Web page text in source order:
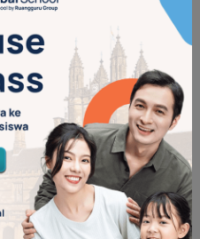
dan bagaimana menunjukkan
melalui pelukan membantu
yaitu kemampuan untuk
dengan orang lain. Ketika
dan keamanan dari
untuk memperlihatkan perilaku
atau anggota keluarga
sehat dan penuh kasih. Ini
kemampuan anak untuk
kelompok sosial dan
yang positif sepanjang